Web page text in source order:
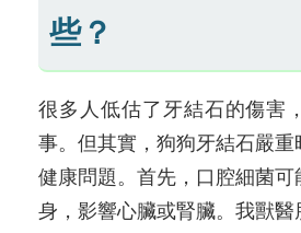
些？
很多人低估了牙結石的傷害
事。但其實，狗狗牙結石嚴重
健康問題。首先，口腔細菌可
身，影響心臟或腎臟。我獸